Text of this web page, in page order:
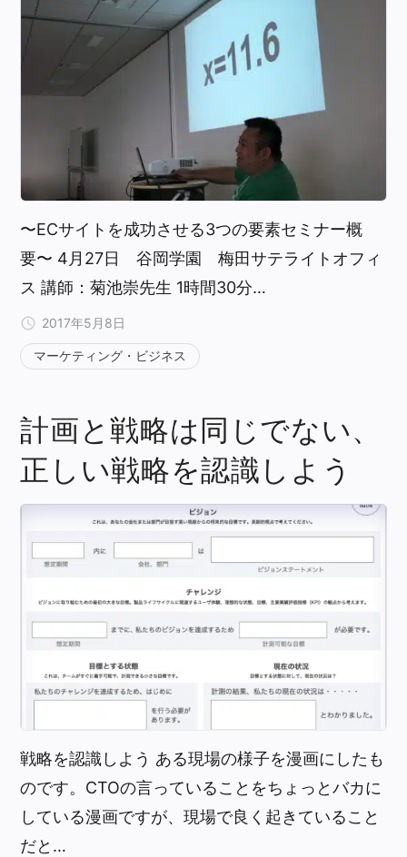
〜ECサイトを成功させる3つの要素セミナー概
要〜 4月27日 谷岡学園 梅田サテライトオフィ
ス 講師：菊池崇先生 1時間30分…
2017年5月8日
マーケティング・ビジネス
計画と戦略は同じでない、
正しい戦略を認識しよう
戦略を認識しよう ある現場の様子を漫画にしたも
のです。CTOの言っていることをちょっとバカに
している漫画ですが、現場で良く起きていること
だと…